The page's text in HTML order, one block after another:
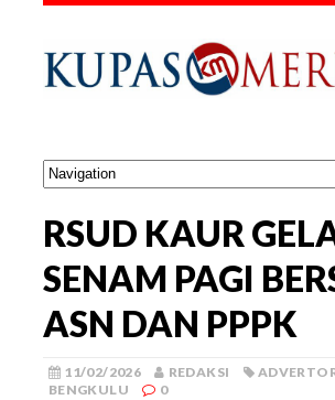
RSUD KAUR
SENAM PAGI
ASN DAN PPPK
11/02/2026 REDAKSI
BENGKULU
0